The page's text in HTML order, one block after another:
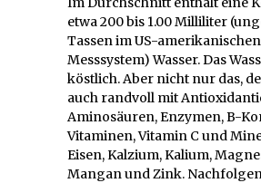
etwa 200 bis 1.00 Milliliter
Tassen im US-amerikanischen
Messsystem) Wasser. Das
köstlich. Aber nicht nur das,
auch randvoll mit
Aminosäuren, Enzymen, B-
Vitaminen, Vitamin C und
Eisen, Kalzium, Kalium,
Mangan und Zink.